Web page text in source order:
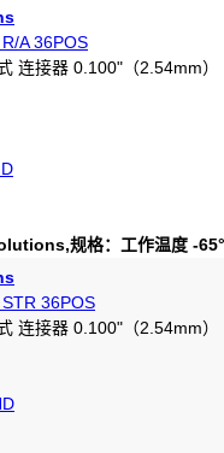
A 36POS
连接器 0.100"（2.54mm）
规格：工作温度 -
36POS
连接器 0.100"（2.54mm）